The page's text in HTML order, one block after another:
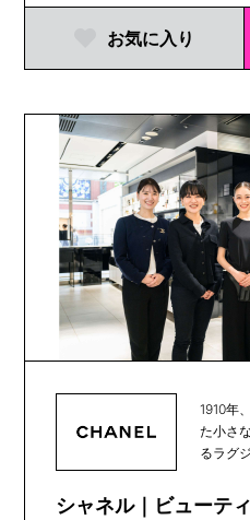
お気に入り
1910年
た小さ
るラグ
シャネル｜ビューテ